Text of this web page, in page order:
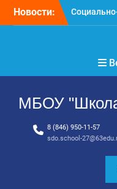
Новости:
опора
«Уроки
МБОУ
8 (846) 950-11-57
sdo.school-